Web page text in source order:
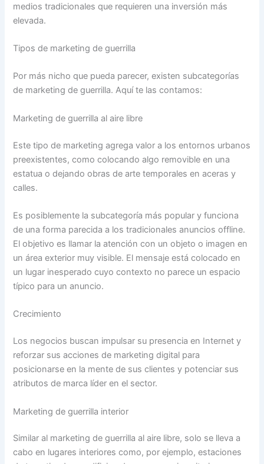
medios tradicionales que requieren una inversión más
elevada.
Tipos de marketing de guerrilla
Por más nicho que pueda parecer, existen subcategorías
de marketing de guerrilla. Aquí te las contamos:
Marketing de guerrilla al aire libre
Este tipo de marketing agrega valor a los entornos urbanos
preexistentes, como colocando algo removible en una
estatua o dejando obras de arte temporales en aceras y
calles.
Es posiblemente la subcategoría más popular y funciona
de una forma parecida a los tradicionales anuncios offline.
El objetivo es llamar la atención con un objeto o imagen en
un área exterior muy visible. El mensaje está colocado en
un lugar inesperado cuyo contexto no parece un espacio
típico para un anuncio.
Crecimiento
Los negocios buscan impulsar su presencia en Internet y
reforzar sus acciones de marketing digital para
posicionarse en la mente de sus clientes y potenciar sus
atributos de marca líder en el sector.
Marketing de guerrilla interior
Similar al marketing de guerrilla al aire libre, solo se lleva a
cabo en lugares interiores como, por ejemplo, estaciones